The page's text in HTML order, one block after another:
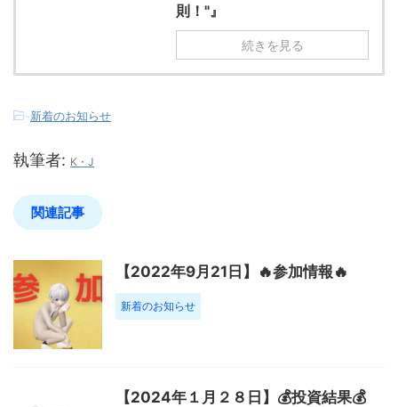
則！"』
続きを見る
-新着のお知らせ
執筆者: K・J
関連記事
【2022年9月21日】🔥参加情報🔥
新着のお知らせ
【2024年１月２８日】💰投資結果💰